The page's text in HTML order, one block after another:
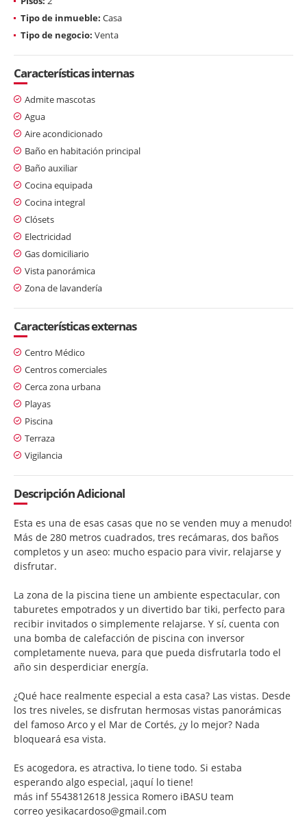
Tipo de inmueble: Casa
Tipo de negocio: Venta
Características internas
Admite mascotas
Agua
Aire acondicionado
Baño en habitación principal
Baño auxiliar
Cocina equipada
Cocina integral
Clósets
Electricidad
Gas domiciliario
Vista panorámica
Zona de lavandería
Características externas
Centro Médico
Centros comerciales
Cerca zona urbana
Playas
Piscina
Terraza
Vigilancia
Descripción Adicional
Esta es una de esas casas que no se venden muy a menudo!
Más de 280 metros cuadrados, tres recámaras, dos baños
completos y un aseo: mucho espacio para vivir, relajarse y
disfrutar.
La zona de la piscina tiene un ambiente espectacular, con
taburetes empotrados y un divertido bar tiki, perfecto para
recibir invitados o simplemente relajarse. Y sí, cuenta con
una bomba de calefacción de piscina con inversor
completamente nueva, para que pueda disfrutarla todo el
año sin desperdiciar energía.
¿Qué hace realmente especial a esta casa? Las vistas. Desde
los tres niveles, se disfrutan hermosas vistas panorámicas
del famoso Arco y el Mar de Cortés, ¿y lo mejor? Nada
bloqueará esa vista.
Es acogedora, es atractiva, lo tiene todo. Si estaba
esperando algo especial, ¡aquí lo tiene!
más inf 5543812618 Jessica Romero iBASU team
correo yesikacardoso@gmail.com